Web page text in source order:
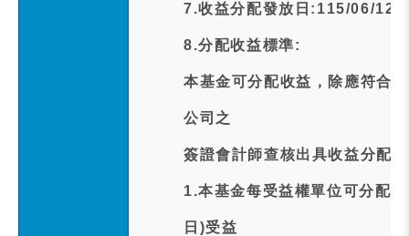
7.收益分配發放日:115/06/12
8.分配收益標準:
本基金可分配收益，除應符合
公司之
簽證會計師查核出具收益分配
1.本基金每受益權單位可分配
日)受益